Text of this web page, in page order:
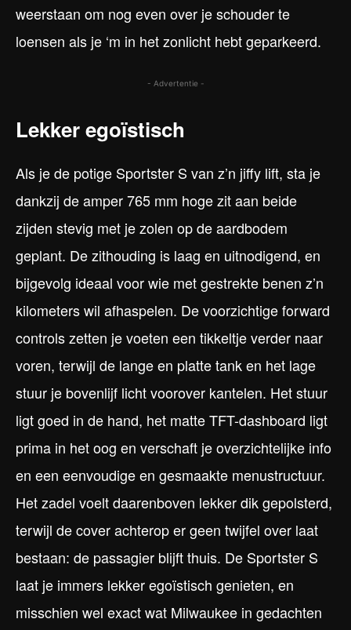
weerstaan om nog even over je schouder te
loensen als je ‘m in het zonlicht hebt geparkeerd.
- Advertentie -
Lekker egoïstisch
Als je de potige Sportster S van z’n jiffy lift, sta je
dankzij de amper 765 mm hoge zit aan beide
zijden stevig met je zolen op de aardbodem
geplant. De zithouding is laag en uitnodigend, en
bijgevolg ideaal voor wie met gestrekte benen z’n
kilometers wil afhaspelen. De voorzichtige forward
controls zetten je voeten een tikkeltje verder naar
voren, terwijl de lange en platte tank en het lage
stuur je bovenlijf licht voorover kantelen. Het stuur
ligt goed in de hand, het matte TFT-dashboard ligt
prima in het oog en verschaft je overzichtelijke info
en een eenvoudige en gesmaakte menustructuur.
Het zadel voelt daarenboven lekker dik gepolsterd,
terwijl de cover achterop er geen twijfel over laat
bestaan: de passagier blijft thuis. De Sportster S
laat je immers lekker egoïstisch genieten, en
misschien wel exact wat Milwaukee in gedachten